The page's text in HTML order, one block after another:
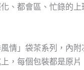
、都會區、忙錄的
情」袋茶系列，內
，每個包裝都是原